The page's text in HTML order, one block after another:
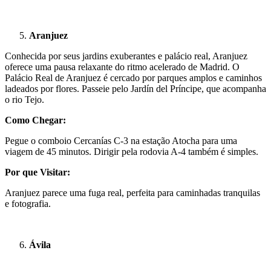
Aranjuez
Conhecida por seus jardins exuberantes e palácio real, Aranjuez
oferece uma pausa relaxante do ritmo acelerado de Madrid. O
Palácio Real de Aranjuez é cercado por parques amplos e caminhos
ladeados por flores. Passeie pelo Jardín del Príncipe, que acompanha
o rio Tejo.
Como Chegar:
Pegue o comboio Cercanías C-3 na estação Atocha para uma
viagem de 45 minutos. Dirigir pela rodovia A-4 também é simples.
Por que Visitar:
Aranjuez parece uma fuga real, perfeita para caminhadas tranquilas
e fotografia.
Ávila